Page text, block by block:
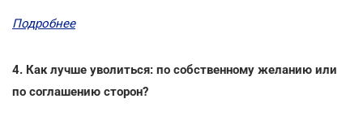
Подробнее
4. Как лучше уволиться: по собственному желанию или
по соглашению сторон?